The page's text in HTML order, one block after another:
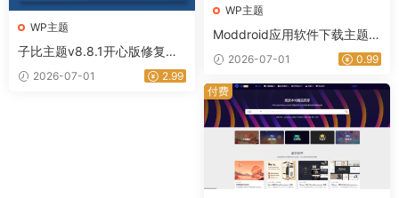
WP主题
子比主题v8.8.1开心版修复版
本｜星途资源网
2026-07-01 2.99
WP主题
Moddroid应用软件下载主题高
级版带博客系统 9.5
2026-07-01 0.99
付费